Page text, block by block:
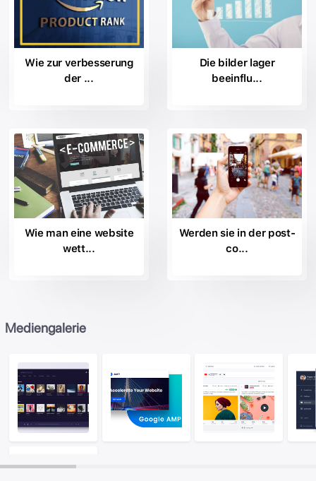
Wie zur verbesserung
der ...
Die bilder lager
beeinflu...
Wie man eine website
wett...
Werden sie in der post-
co...
Mediengalerie
Image